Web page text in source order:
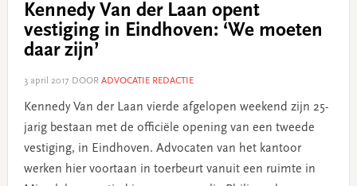
Kennedy Van der Laan opent
vestiging in Eindhoven: ‘We moeten
daar zijn’
3 april 2017 DOOR ADVOCATIE REDACTIE
Kennedy Van der Laan vierde afgelopen weekend zijn 25-
jarig bestaan met de officiële opening van een tweede
vestiging, in Eindhoven. Advocaten van het kantoor
werken hier voortaan in toerbeurt vanuit een ruimte in